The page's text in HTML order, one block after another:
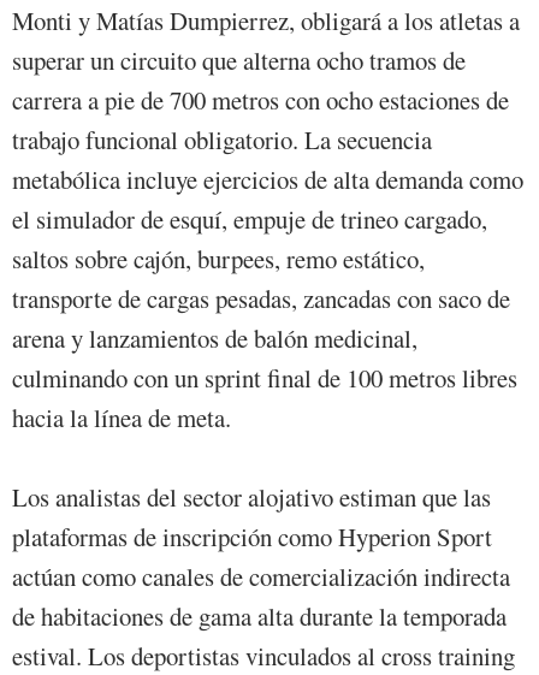
Monti y Matías Dumpierrez, obligará a los atletas a
superar un circuito que alterna ocho tramos de
carrera a pie de 700 metros con ocho estaciones de
trabajo funcional obligatorio. La secuencia
metabólica incluye ejercicios de alta demanda como
el simulador de esquí, empuje de trineo cargado,
saltos sobre cajón, burpees, remo estático,
transporte de cargas pesadas, zancadas con saco de
arena y lanzamientos de balón medicinal,
culminando con un sprint final de 100 metros libres
hacia la línea de meta.
Los analistas del sector alojativo estiman que las
plataformas de inscripción como Hyperion Sport
actúan como canales de comercialización indirecta
de habitaciones de gama alta durante la temporada
estival. Los deportistas vinculados al cross training